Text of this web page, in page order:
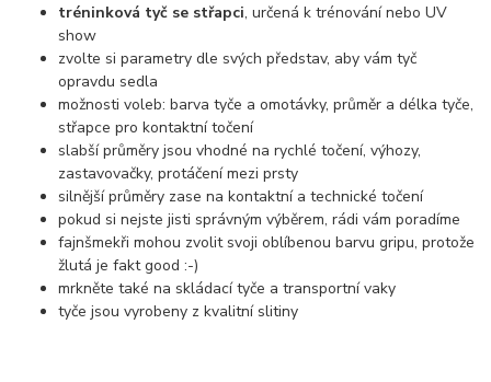
tréninková tyč se střapci, určená k trénování nebo UV
show
zvolte si parametry dle svých představ, aby vám tyč
opravdu sedla
možnosti voleb: barva tyče a omotávky, průměr a délka tyče,
střapce pro kontaktní točení
slabší průměry jsou vhodné na rychlé točení, výhozy,
zastavovačky, protáčení mezi prsty
silnější průměry zase na kontaktní a technické točení
pokud si nejste jisti správným výběrem, rádi vám poradíme
fajnšmekři mohou zvolit svoji oblíbenou barvu gripu, protože
žlutá je fakt good :-)
mrkněte také na skládací tyče a transportní vaky
tyče jsou vyrobeny z kvalitní slitiny